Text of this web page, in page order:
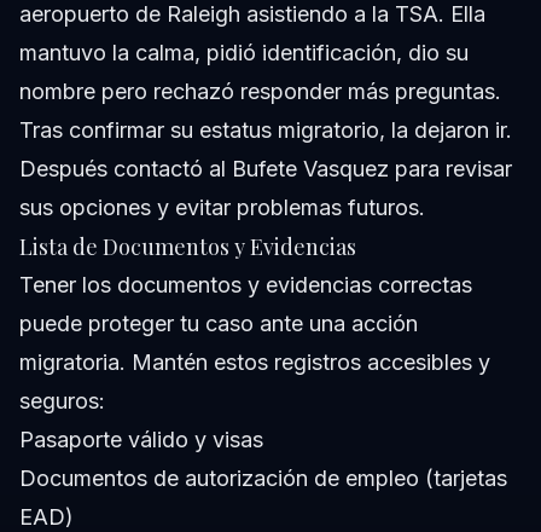
aeropuerto de Raleigh asistiendo a la TSA. Ella
mantuvo la calma, pidió identificación, dio su
nombre pero rechazó responder más preguntas.
Tras confirmar su estatus migratorio, la dejaron ir.
Después contactó al Bufete Vasquez para revisar
sus opciones y evitar problemas futuros.
Lista de Documentos y Evidencias
Tener los documentos y evidencias correctas
puede proteger tu caso ante una acción
migratoria. Mantén estos registros accesibles y
seguros:
Pasaporte válido y visas
Documentos de autorización de empleo (tarjetas
EAD)